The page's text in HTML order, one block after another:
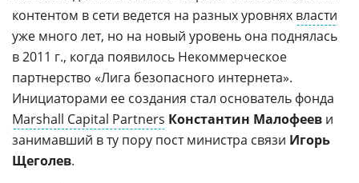
контентом в сети ведется на разных уровнях власти
уже много лет, но на новый уровень она поднялась
в 2011 г., когда появилось Некоммерческое
партнерство «Лига безопасного интернета».
Инициаторами ее создания стал основатель фонда
Marshall Capital Partners Константин Малофеев и
занимавший в ту пору пост министра связи Игорь
Щеголев.